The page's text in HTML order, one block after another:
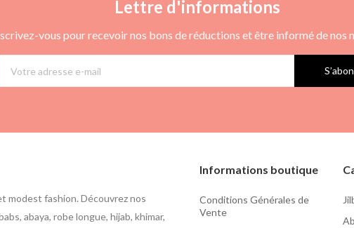
Lettre d'informations
vous pour recevoir nos bons de réductions et être informé de nos
modest fashion. Découvrez nos
abaya, robe longue, hijab, khimar,
Informations boutique
Conditions Générales de
Vente